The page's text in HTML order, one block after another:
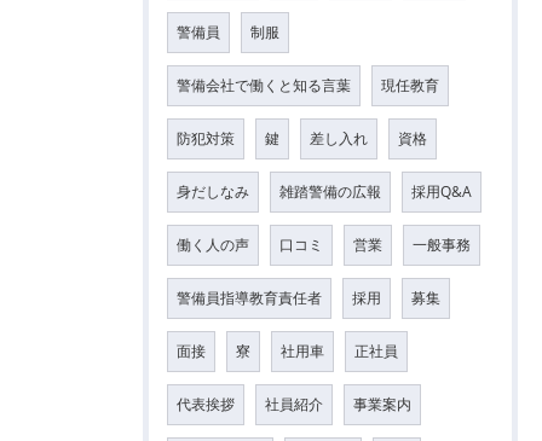
警備員 制服
警備会社で働くと知る言葉 現任教育
防犯対策 鍵 差し入れ 資格
身だしなみ 雑踏警備の広報 採用Q&A
働く人の声 口コミ 営業 一般事務
警備員指導教育責任者 採用 募集
面接 寮 社用車 正社員
代表挨拶 社員紹介 事業案内